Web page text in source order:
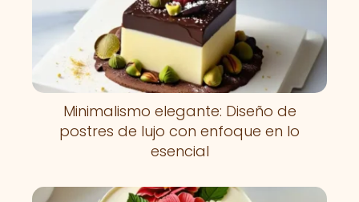
Minimalismo elegante: Diseño de
postres de lujo con enfoque en lo
esencial